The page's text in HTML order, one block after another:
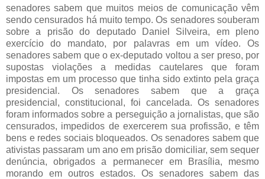
senadores sabem que muitos meios de comunicação vêm
sendo censurados há muito tempo. Os senadores souberam
sobre a prisão do deputado Daniel Silveira, em pleno
exercício do mandato, por palavras em um vídeo. Os
senadores sabem que o ex-deputado voltou a ser preso, por
supostas violações a medidas cautelares que foram
impostas em um processo que tinha sido extinto pela graça
presidencial. Os senadores sabem que a graça
presidencial, constitucional, foi cancelada. Os senadores
foram informados sobre a perseguição a jornalistas, que são
censurados, impedidos de exercerem sua profissão, e têm
bens e redes sociais bloqueados. Os senadores sabem que
ativistas passaram um ano em prisão domiciliar, sem sequer
denúncia, obrigados a permanecer em Brasília, mesmo
morando em outros estados. Os senadores sabem das